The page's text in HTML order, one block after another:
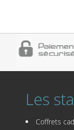
Les
Coffrets